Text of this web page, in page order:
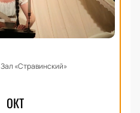
Зал «Стравинский»
ОКТ